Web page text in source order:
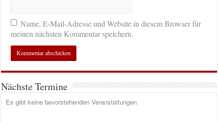
Name, E-Mail-Adresse und Website in diesem Browser für
meinen nächsten Kommentar speichern.
Nächste Termine
Es gibt keine bevorstehenden Veranstaltungen.